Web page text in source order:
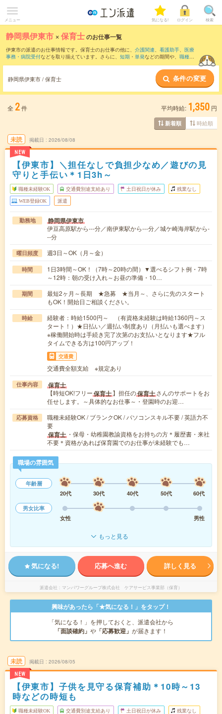
メニュー 気になる! ログイン 検索
静岡県伊東市 ×保育士のお仕事一覧
伊東市の派遣のお仕事情報です。保育士のお仕事の他に、 介護関連、 看護助手、 医療
事務・病院受付などを取り揃えています。さらに、 短期 ・ 単発などの期間や、 職種未
静岡県伊東市 / 保育士 条件の変更
全 2件 平均時給: 1,350 円
新着順 時給順
未読
NEW
掲載日 2026/08/08
【伊東市】＼担任なしで負担少なめ／遊びの見
守りと手伝い＊1日3h～
職種未経験OK 交通費別途支給あり 土日祝日が休み 残業なし
WEB登録OK 派遣
勤務地 静岡県伊東市
伊豆高原駅から---分／南伊東駅から---分／城ケ崎海岸駅から-
--分
曜日頻度 週3日～OK（月～金）
時間
1日3時間～OK！（7時～20時の間）▼選べるシフト例・7時
～12時：朝の受け入れ～お昼の準備・10…
期間
最短2ヶ月～長期 ★急募 ★当月～、さらに先のスタート
もOK！開始日ご相談ください。
時給
経験者：時給1500円～ （有資格未経験は時給1360円～ス
タート！）★日払い／週払い制度あり（月払いも選べます）
※稼働開始時は手続き完了次第のお支払いとなります★フル
タイムできる方は100円アップ！
交通費
交通費全額支給 ※規定あり
仕事内容 保育士
【時短OK!フリー保育士】担任の保育士さんのサポートをお
任せします。～具体的なお仕事～・登園時のお迎…
応募資格
職種未経験OK / ブランクOK / パソコンスキル不要 / 英語力不
要
保育士 ・保母・幼稚園教諭資格をお持ちの方＊履歴書・来社
不要＊資格があれば保育園でのお仕事が未経験でも…
職場の雰囲気
年齢層
20代
30代 40代 50代
60代
男女比率
女性
男性
もっと見る
気になる! 応募へ進む 詳しく見る
派遣会社 マンパワーグループ株式会社 ケアサービス事業部（保育）
興味があったら「★気になる！」をタップ！
「気になる！」を押しておくと、派遣会社から
「面談確約」 や 「応募歓迎」 が届きます！
未読
NEW
掲載日 2026/08/05
【伊東市】子供を見守る保育補助＊10時～13
時などの時短も
職種未経験OK 交通費別途支給あり 土日祝日が休み 残業なし